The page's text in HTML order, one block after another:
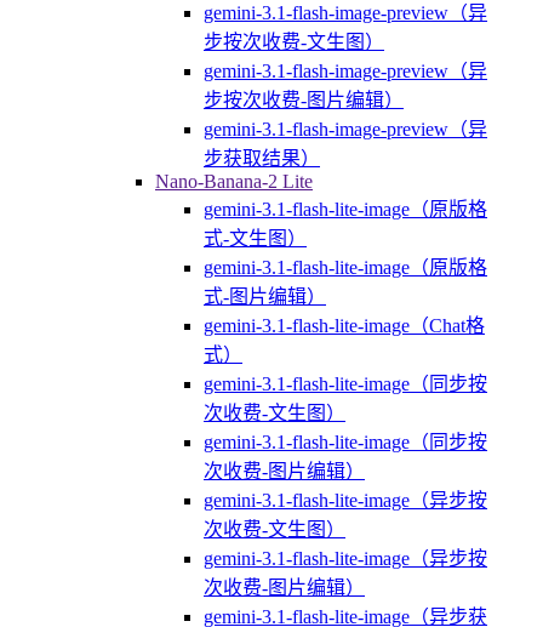
gemini-3.1-flash-image-preview（异
步按次收费-文生图）
gemini-3.1-flash-image-preview（异
步按次收费-图片编辑）
gemini-3.1-flash-image-preview（异
步获取结果）
Nano-Banana-2 Lite
gemini-3.1-flash-lite-image（原版格
式-文生图）
gemini-3.1-flash-lite-image（原版格
式-图片编辑）
gemini-3.1-flash-lite-image（Chat格
式）
gemini-3.1-flash-lite-image（同步按
次收费-文生图）
gemini-3.1-flash-lite-image（同步按
次收费-图片编辑）
gemini-3.1-flash-lite-image（异步按
次收费-文生图）
gemini-3.1-flash-lite-image（异步按
次收费-图片编辑）
gemini-3.1-flash-lite-image（异步获